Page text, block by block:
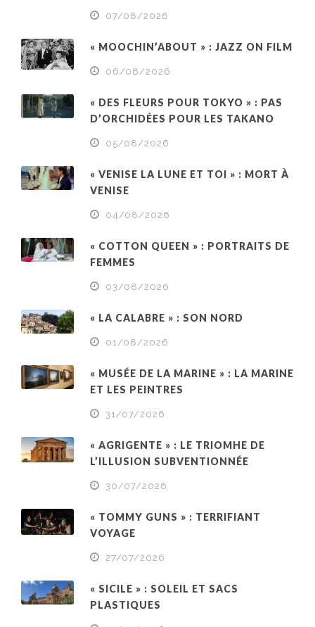
07/08/2026
« MOOCHIN’ABOUT » : JAZZ ON FILM
06/08/2026
« DES FLEURS POUR TOKYO » : PAS
D’ORCHIDÉES POUR LES TAKANO
05/08/2026
« VENISE LA LUNE ET TOI » : MORT À
VENISE
04/08/2026
« COTTON QUEEN » : PORTRAITS DE
FEMMES
03/08/2026
« LA CALABRE » : SON NORD
01/08/2026
« MUSÉE DE LA MARINE » : LA MARINE
ET LES PEINTRES
31/07/2026
« AGRIGENTE » : LE TRIOMHE DE
L’ILLUSION SUBVENTIONNÉE
30/07/2026
« TOMMY GUNS » : TERRIFIANT
VOYAGE
27/07/2026
« SICILE » : SOLEIL ET SACS
PLASTIQUES